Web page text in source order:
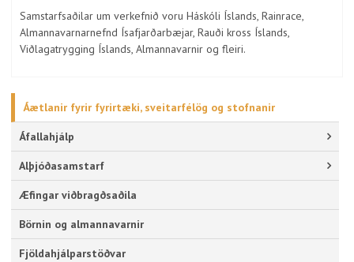
Samstarfsaðilar um verkefnið voru Háskóli Íslands, Rainrace,
Almannavarnarnefnd Ísafjarðarbæjar, Rauði kross Íslands,
Viðlagatrygging Íslands, Almannavarnir og fleiri.
Áætlanir fyrir fyrirtæki, sveitarfélög og stofnanir
Áfallahjálp
Alþjóðasamstarf
Æfingar viðbragðsaðila
Börnin og almannavarnir
Fjöldahjálparstöðvar